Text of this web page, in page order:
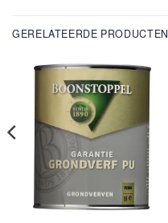
GERELATEERDE PRODUCTEN